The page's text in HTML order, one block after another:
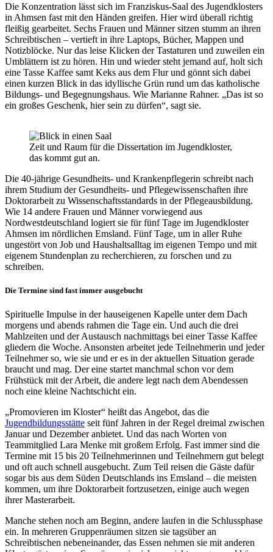
Die Konzentration lässt sich im Franziskus-Saal des Jugendklosters
in Ahmsen fast mit den Händen greifen. Hier wird überall richtig
fleißig gearbeitet. Sechs Frauen und Männer sitzen stumm an ihren
Schreibtischen – vertieft in ihre Laptops, Bücher, Mappen und
Notizblöcke. Nur das leise Klicken der Tastaturen und zuweilen ein
Umblättern ist zu hören. Hin und wieder steht jemand auf, holt sich
eine Tasse Kaffee samt Keks aus dem Flur und gönnt sich dabei
einen kurzen Blick in das idyllische Grün rund um das katholische
Bildungs- und Begegnungshaus. Wie Marianne Rahner. „Das ist so
ein großes Geschenk, hier sein zu dürfen“, sagt sie.
Zeit und Raum für die Dissertation im Jugendkloster,
das kommt gut an.
Die 40-jährige Gesundheits- und Krankenpflegerin schreibt nach
ihrem Studium der Gesundheits- und Pflegewissenschaften ihre
Doktorarbeit zu Wissenschaftsstandards in der Pflegeausbildung.
Wie 14 andere Frauen und Männer vorwiegend aus
Nordwestdeutschland logiert sie für fünf Tage im Jugendkloster
Ahmsen im nördlichen Emsland. Fünf Tage, um in aller Ruhe
ungestört von Job und Haushaltsalltag im eigenen Tempo und mit
eigenem Stundenplan zu recherchieren, zu forschen und zu
schreiben.
Die Termine sind fast immer ausgebucht
Spirituelle Impulse in der hauseigenen Kapelle unter dem Dach
morgens und abends rahmen die Tage ein. Und auch die drei
Mahlzeiten und der Austausch nachmittags bei einer Tasse Kaffee
gliedern die Woche. Ansonsten arbeitet jede Teilnehmerin und jeder
Teilnehmer so, wie sie und er es in der aktuellen Situation gerade
braucht und mag. Der eine startet manchmal schon vor dem
Frühstück mit der Arbeit, die andere legt nach dem Abendessen
noch eine kleine Nachtschicht ein.
„Promovieren im Kloster“ heißt das Angebot, das die
Jugendbildungsstätte seit fünf Jahren in der Regel dreimal zwischen
Januar und Dezember anbietet. Und das nach Worten von
Teammitglied Lara Menke mit großem Erfolg. Fast immer sind die
Termine mit 15 bis 20 Teilnehmerinnen und Teilnehmern gut belegt
und oft auch schnell ausgebucht. Zum Teil reisen die Gäste dafür
sogar bis aus dem Süden Deutschlands ins Emsland – die meisten
kommen, um ihre Doktorarbeit fortzusetzen, einige auch wegen
ihrer Masterarbeit.
Manche stehen noch am Beginn, andere laufen in die Schlussphase
ein. In mehreren Gruppenräumen sitzen sie tagsüber an
Schreibtischen nebeneinander, das Essen nehmen sie mit anderen